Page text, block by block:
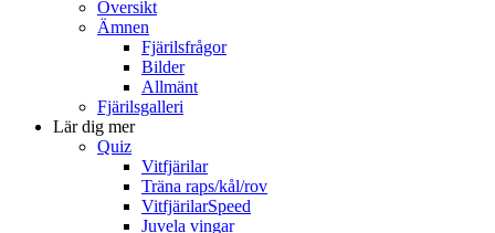
Översikt
Ämnen
Fjärilsfrågor
Bilder
Allmänt
Fjärilsgalleri
Lär dig mer
Quiz
Vitfjärilar
Träna raps/kål/rov
VitfjärilarSpeed
Juvela vingar